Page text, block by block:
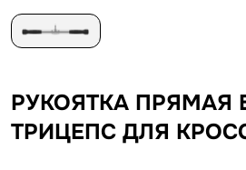
РУКОЯТКА ПРЯМАЯ
ТРИЦЕПС ДЛЯ